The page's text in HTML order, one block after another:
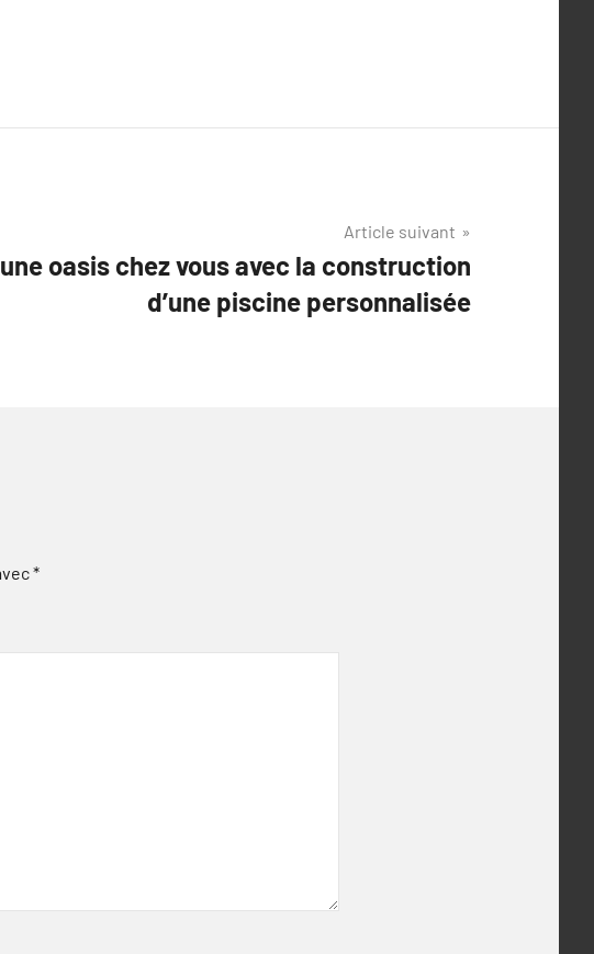
Article suivant
oasis chez vous avec la construction
d’une piscine personnalisée
*